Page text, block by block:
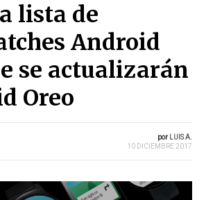
lista de
Android
se actualizarán
Oreo
por LUIS A.
10 DICIEMBRE 2017